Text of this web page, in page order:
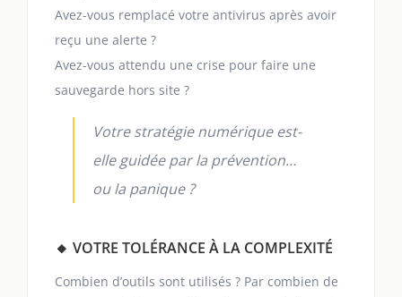
Avez-vous remplacé votre antivirus après avoir
reçu une alerte ?
Avez-vous attendu une crise pour faire une
sauvegarde hors site ?
Votre stratégie numérique est-
elle guidée par la prévention…
ou la panique ?
🔸 VOTRE TOLÉRANCE À LA COMPLEXITÉ
Combien d’outils sont utilisés ? Par combien de